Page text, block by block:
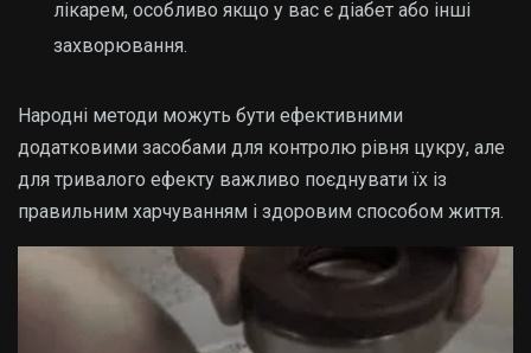
лікарем, особливо якщо у вас є діабет або інші
захворювання.
Народні методи можуть бути ефективними
додатковими засобами для контролю рівня цукру, але
для тривалого ефекту важливо поєднувати їх із
правильним харчуванням і здоровим способом життя.